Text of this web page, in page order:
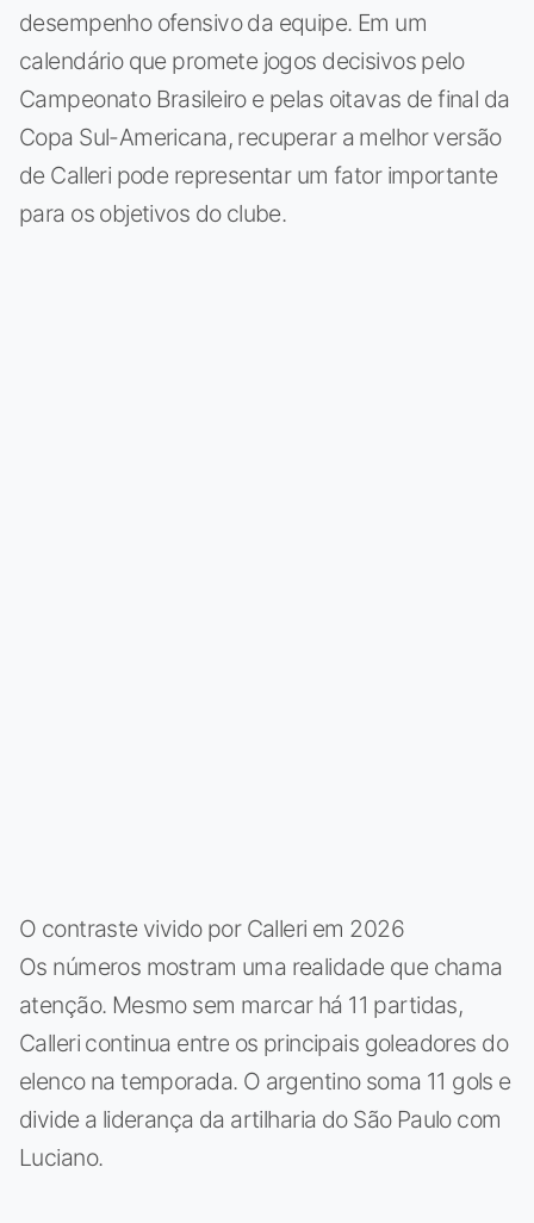
desempenho ofensivo da equipe. Em um
calendário que promete jogos decisivos pelo
Campeonato Brasileiro e pelas oitavas de final da
Copa Sul-Americana, recuperar a melhor versão
de Calleri pode representar um fator importante
para os objetivos do clube.
O contraste vivido por Calleri em 2026
Os números mostram uma realidade que chama
atenção. Mesmo sem marcar há 11 partidas,
Calleri continua entre os principais goleadores do
elenco na temporada. O argentino soma 11 gols e
divide a liderança da artilharia do São Paulo com
Luciano.